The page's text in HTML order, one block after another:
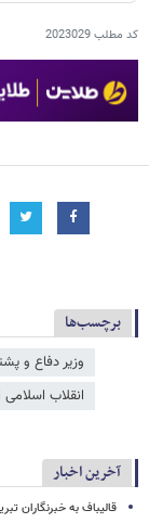
کد مطلب2023029
برچسب‌ها
وزیر دفاع و
انقلاب اسلامی
آخرین اخبار
قالیباف به خبرنگاران